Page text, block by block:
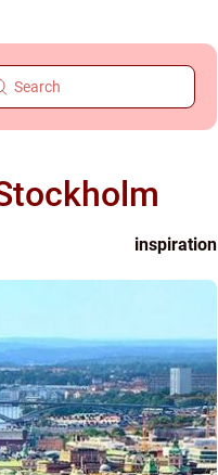
inspiration